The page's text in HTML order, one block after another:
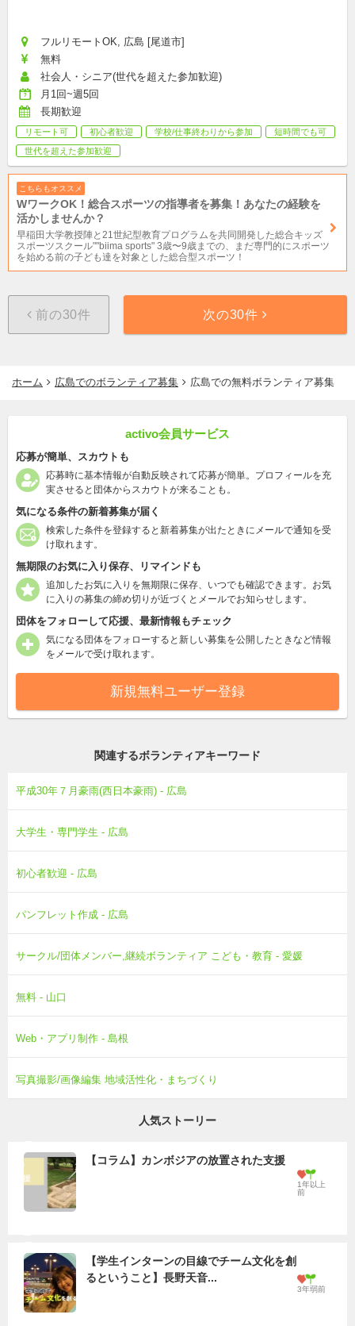
フルリモートOK, 広島 [尾道市]
無料
社会人・シニア(世代を超えた参加歓迎)
月1回~週5回
長期歓迎
リモート可 初心者歓迎 学校/仕事終わりから参加
短時間でも可
世代を超えた参加歓迎
こちらもオススメ
WワークOK！総合スポーツの指導者を募集！あなたの経験を
活かしませんか？
早稲田大学教授陣と21世紀型教育プログラムを共同開発した総合キッズ
スポーツスクール""biima sports" 3歳〜9歳までの、まだ専門的にスポーツ
を始める前の子ども達を対象とした総合型スポーツ！
前の30件 次の30件
ホーム 広島でのボランティア募集 広島での無料ボランティア募集
activo会員サービス
応募が簡単、スカウトも
応募時に基本情報が自動反映されて応募が簡単。プロフィールを充
実させると団体からスカウトが来ることも。
気になる条件の新着募集が届く
検索した条件を登録すると新着募集が出たときにメールで通知を受
け取れます。
無期限のお気に入り保存、リマインドも
追加したお気に入りを無期限に保存、いつでも確認できます。お気
に入りの募集の締め切りが近づくとメールでお知らせします。
団体をフォローして応援、最新情報もチェック
気になる団体をフォローすると新しい募集を公開したときなど情報
をメールで受け取れます。
新規無料ユーザー登録
関連するボランティアキーワード
平成30年７月豪雨(西日本豪雨) - 広島
大学生・専門学生 - 広島
初心者歓迎 - 広島
パンフレット作成 - 広島
サークル/団体メンバー,継続ボランティア こども・教育 - 愛媛
無料 - 山口
Web・アプリ制作 - 島根
写真撮影/画像編集 地域活性化・まちづくり
人気ストーリー
【コラム】カンボジアの放置された支援
1年以上
前
【学生インターンの目線でチーム文化を創
るということ】長野天音...
3年弱前